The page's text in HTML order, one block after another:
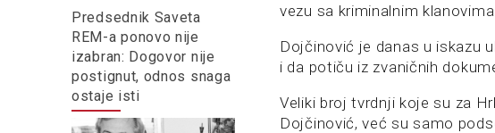
Predsednik Saveta
REM-a ponovo nije
izabran: Dogovor nije
postignut, odnos snaga
ostaje isti
vezu sa kriminalnim klanovima.
Dojčinović je danas u iskazu
i da potiču iz zvaničnih
Veliki broj tvrdnji koje su za
Dojčinović, već su samo